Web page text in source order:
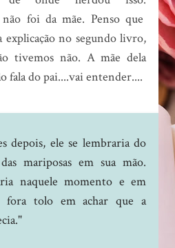
foi da mãe. Penso que
explicação no segundo livro,
tivemos não. A mãe dela
fala do pai....vai entender....
depois, ele se lembraria do
mariposas em sua mão.
naquele momento e em
fora tolo em achar que a